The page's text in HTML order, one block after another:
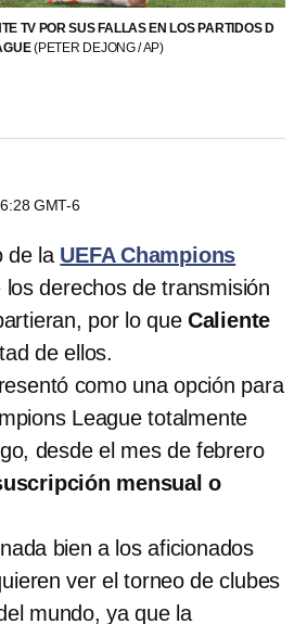
TV POR SUS FALLAS EN LOS PARTIDOS D
(PETER DEJONG / AP)
GMT-6
de la UEFA Champions
los derechos de transmisión
por lo queCaliente
de ellos.
como una opción para
League totalmente
desde el mes de febrero
mensual o
bien a los aficionados
ver el torneo de clubes
mundo, ya que la